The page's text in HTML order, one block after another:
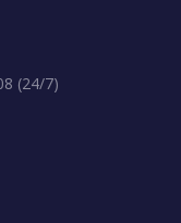
(24/7)